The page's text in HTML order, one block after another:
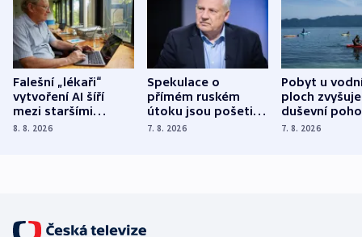
Falešní „lékaři“
vytvoření AI šíří
mezi staršími
Poláky nebezpečné
8. 8. 2026
Spekulace o
přímém ruském
útoku jsou pošetilé,
míní estonský
7. 8. 2026
Pobyt u
ploch zvyšuje
duševní
ukázala
7. 8. 2026